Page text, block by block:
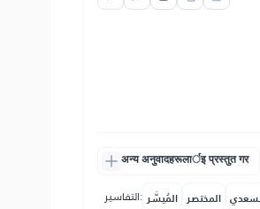
अन्य अनुवादहरूलार्इ प्रस्तुत गर
التفاسير: المُيسَّر المختصر